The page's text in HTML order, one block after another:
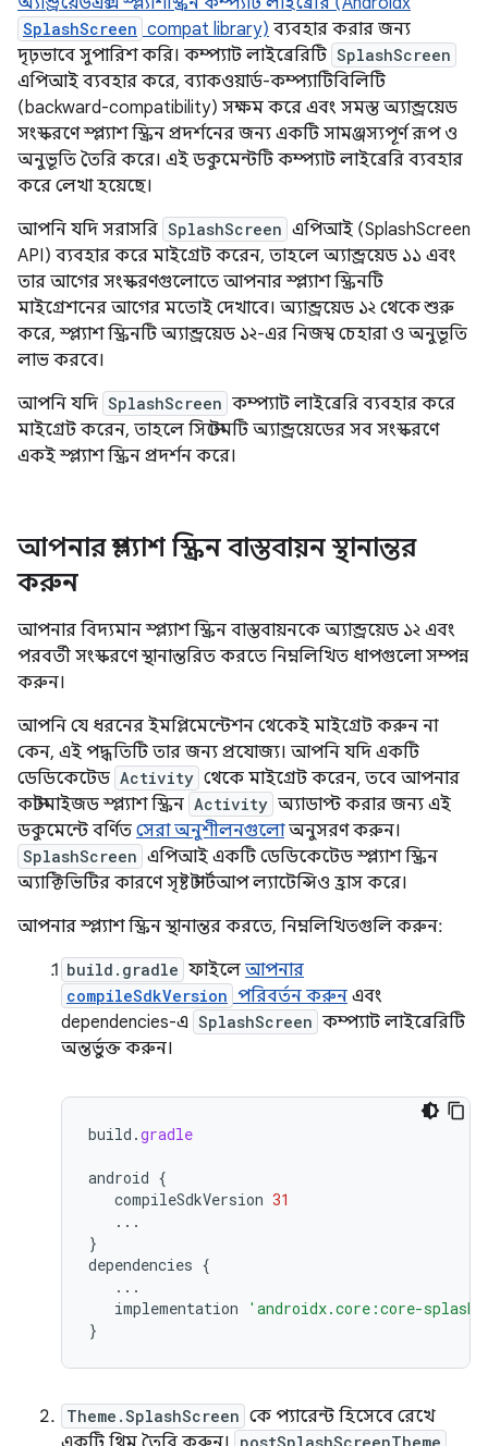
SplashScreen compat library) ব্যবহার করার জন্য
দৃঢ়ভাবে সুপারিশ করি। কম্প্যাট লাইব্রেরিটি SplashScreen
এপিআই ব্যবহার করে, ব্যাকওয়ার্ড-কম্প্যাটিবিলিটি
(backward-compatibility) সক্ষম করে এবং সমস্ত অ্যান্ড্রয়েড
সংস্করণে স্প্ল্যাশ স্ক্রিন প্রদর্শনের জন্য একটি সামঞ্জস্যপূর্ণ রূপ ও
অনুভূতি তৈরি করে। এই ডকুমেন্টটি কম্প্যাট লাইব্রেরি ব্যবহার
করে লেখা হয়েছে।
আপনি যদি সরাসরি SplashScreen এপিআই (SplashScreen
API) ব্যবহার করে মাইগ্রেট করেন, তাহলে অ্যান্ড্রয়েড ১১ এবং
তার আগের সংস্করণগুলোতে আপনার স্প্ল্যাশ স্ক্রিনটি
মাইগ্রেশনের আগের মতোই দেখাবে। অ্যান্ড্রয়েড ১২ থেকে শুরু
করে, স্প্ল্যাশ স্ক্রিনটি অ্যান্ড্রয়েড ১২-এর নিজস্ব চেহারা ও অনুভূতি
লাভ করবে।
আপনি যদি SplashScreen কম্প্যাট লাইব্রেরি ব্যবহার করে
মাইগ্রেট করেন, তাহলে সিস্টেমটি অ্যান্ড্রয়েডের সব সংস্করণে
একই স্প্ল্যাশ স্ক্রিন প্রদর্শন করে।
আপনার স্প্ল্যাশ স্ক্রিন বাস্তবায়ন স্থানান্তর
করুন
আপনার বিদ্যমান স্প্ল্যাশ স্ক্রিন বাস্তবায়নকে অ্যান্ড্রয়েড ১২ এবং
পরবর্তী সংস্করণে স্থানান্তরিত করতে নিম্নলিখিত ধাপগুলো সম্পন্ন
করুন।
আপনি যে ধরনের ইমপ্লিমেন্টেশন থেকেই মাইগ্রেট করুন না
কেন, এই পদ্ধতিটি তার জন্য প্রযোজ্য। আপনি যদি একটি
ডেডিকেটেড Activity থেকে মাইগ্রেট করেন, তবে আপনার
কাস্টমাইজড স্প্ল্যাশ স্ক্রিন Activity অ্যাডাপ্ট করার জন্য এই
ডকুমেন্টে বর্ণিত সেরা অনুশীলনগুলোঅনুসরণ করুন।
SplashScreen এপিআই একটি ডেডিকেটেড স্প্ল্যাশ স্ক্রিন
অ্যাক্টিভিটির কারণে সৃষ্ট স্টার্টআপ ল্যাটেন্সিও হ্রাস করে।
আপনার স্প্ল্যাশ স্ক্রিন স্থানান্তর করতে, নিম্নলিখিতগুলি করুন:
build.gradle ফাইলে আপনার
compileSdkVersion পরিবর্তন করুন এবং
dependencies-এ SplashScreen কম্প্যাট লাইব্রেরিটি
অন্তর্ভুক্ত করুন।
build .gradle
android {
compileSdkVersion 31
...
}
dependencies {
...
implementation
'androidx.core:core-
}
Theme.SplashScreen কে প্যারেন্ট হিসেবে রেখে